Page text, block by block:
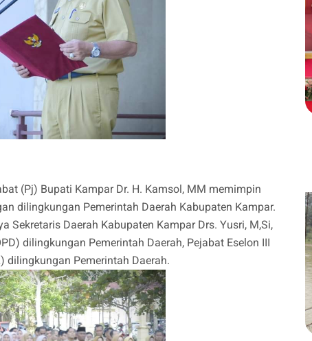
(Pj) Bupati Kampar Dr. H. Kamsol, MM memimpin
dilingkungan Pemerintah Daerah Kabupaten Kampar.
Sekretaris Daerah Kabupaten Kampar Drs. Yusri, M,Si,
dilingkungan Pemerintah Daerah, Pejabat Eselon III
dilingkungan Pemerintah Daerah.